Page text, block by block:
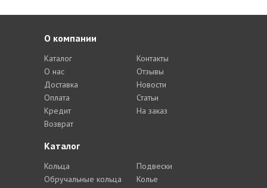
Каталог
Кольца
Обручальные кольца
Подвески
Колье
О компании
Каталог
О нас
Доставка
Оплата
Кредит
Возврат
Контакты
Отзывы
Новости
Статьи
На заказ